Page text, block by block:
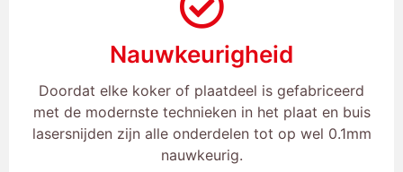
Nauwkeurigheid
Doordat elke koker of plaatdeel is gefabriceerd
met de modernste technieken in het plaat en buis
lasersnijden zijn alle onderdelen tot op wel 0.1mm
nauwkeurig.